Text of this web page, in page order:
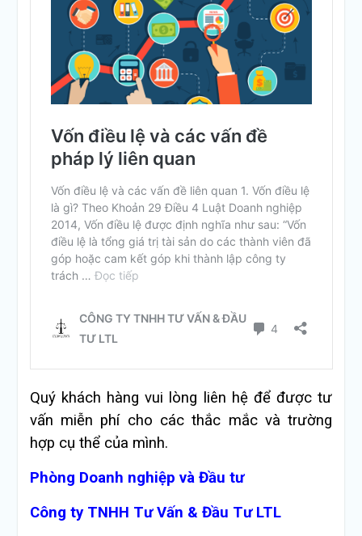
Quý khách hàng vui lòng liên hệ để được tư
vấn miễn phí cho các thắc mắc và trường
hợp cụ thể của mình.
Phòng Doanh nghiệp và Đầu tư
Công ty TNHH Tư Vấn & Đầu Tư LTL